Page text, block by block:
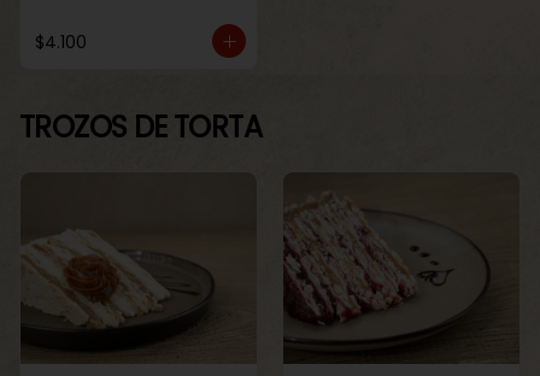
$4.100
TROZOS DE TORTA